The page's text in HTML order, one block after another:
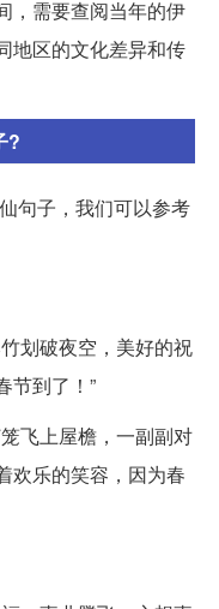
，需要查阅当年的伊
地区的文化差异和传
?
句子，我们可以参考
划破夜空，美好的祝
到了！”
飞上屋檐，一副副对
欢乐的笑容，因为春